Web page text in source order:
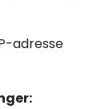
adresse